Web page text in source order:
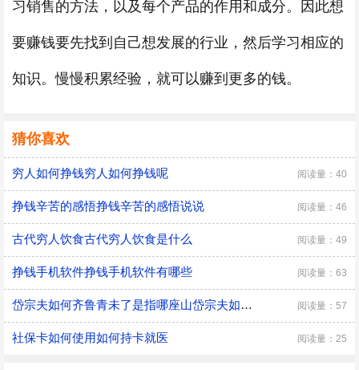
习销售的方法，以及每个产品的作用和成分。因此想
要赚钱要先找到自己想发展的行业，然后学习相应的
知识。慢慢积累经验，就可以赚到更多的钱。
猜你喜欢
穷人如何挣钱穷人如何挣钱呢 阅读量：40
挣钱辛苦的感悟挣钱辛苦的感悟说说 阅读量：46
古代穷人饮食古代穷人饮食是什么 阅读量：49
挣钱手机软件挣钱手机软件有哪些 阅读量：63
岱宗夫如何齐鲁青未了是指哪座山岱宗夫如何中的岱宗是什么山 阅读量：57
社保卡如何使用如何持卡就医 阅读量：25